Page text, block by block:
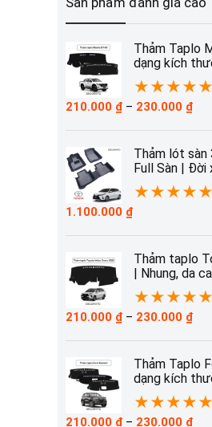
Thảm Taplo
dạng kích
★★★★★
210.000 ₫ – 230.000 ₫
từ
đến
Thảm lót sàn
Full Sàn | Đời
★★★★★
1.100.000 ₫
Thảm taplo
| Nhung, da
★★★★★
210.000 ₫ – 230.000 ₫
từ
đến
Thảm Taplo
dạng kích
★★★★★
210.000 ₫ – 230.000 ₫